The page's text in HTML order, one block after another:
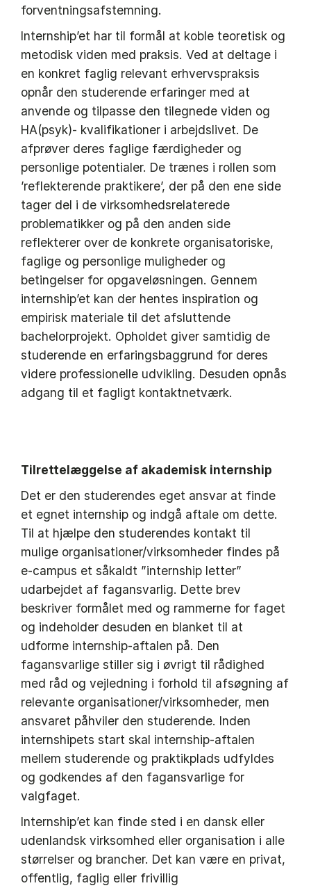
forventningsafstemning.
Internship’et har til formål at koble teoretisk og
metodisk viden med praksis. Ved at deltage i
en konkret faglig relevant erhvervspraksis
opnår den studerende erfaringer med at
anvende og tilpasse den tilegnede viden og
HA(psyk)- kvalifikationer i arbejdslivet. De
afprøver deres faglige færdigheder og
personlige potentialer. De trænes i rollen som
’reflekterende praktikere’, der på den ene side
tager del i de virksomhedsrelaterede
problematikker og på den anden side
reflekterer over de konkrete organisatoriske,
faglige og personlige muligheder og
betingelser for opgaveløsningen. Gennem
internship’et kan der hentes inspiration og
empirisk materiale til det afsluttende
bachelorprojekt. Opholdet giver samtidig de
studerende en erfaringsbaggrund for deres
videre professionelle udvikling. Desuden opnås
adgang til et fagligt kontaktnetværk.
Tilrettelæggelse af akademisk internship
Det er den studerendes eget ansvar at finde
et egnet internship og indgå aftale om dette.
Til at hjælpe den studerendes kontakt til
mulige organisationer/virksomheder findes på
e-campus et såkaldt ”internship letter”
udarbejdet af fagansvarlig. Dette brev
beskriver formålet med og rammerne for faget
og indeholder desuden en blanket til at
udforme internship-aftalen på. Den
fagansvarlige stiller sig i øvrigt til rådighed
med råd og vejledning i forhold til afsøgning af
relevante organisationer/virksomheder, men
ansvaret påhviler den studerende. Inden
internshipets start skal internship-aftalen
mellem studerende og praktikplads udfyldes
og godkendes af den fagansvarlige for
valgfaget.
Internship’et kan finde sted i en dansk eller
udenlandsk virksomhed eller organisation i alle
størrelser og brancher. Det kan være en privat,
offentlig, faglig eller frivillig